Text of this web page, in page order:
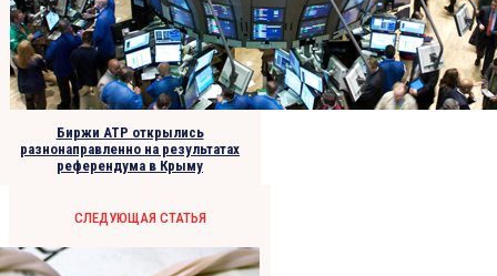
Биржи АТР открылись
разнонаправленно на результатах
референдума в Крыму
СЛЕДУЮЩАЯ СТАТЬЯ